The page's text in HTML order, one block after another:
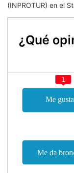
(INPROTUR) en el
¿Qué
1